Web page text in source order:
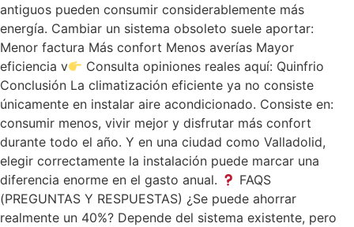
antiguos pueden consumir considerablemente más
energía. Cambiar un sistema obsoleto suele aportar:
Menor factura Más confort Menos averías Mayor
eficiencia v
Consulta opiniones reales aquí: Quinfrio
Conclusión La climatización eficiente ya no consiste
únicamente en instalar aire acondicionado. Consiste en:
consumir menos, vivir mejor y disfrutar más confort
durante todo el año. Y en una ciudad como Valladolid,
elegir correctamente la instalación puede marcar una
diferencia enorme en el gasto anual.
FAQS
(PREGUNTAS Y RESPUESTAS) ¿Se puede ahorrar
realmente un 40%? Depende del sistema existente, pero